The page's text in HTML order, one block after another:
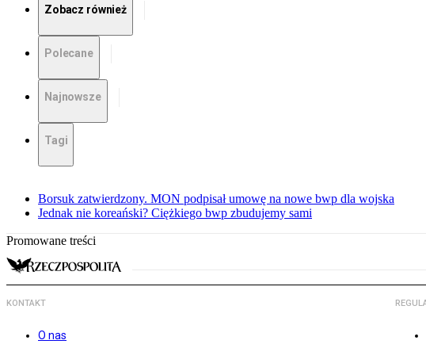
Zobacz również
Polecane
Najnowsze
Tagi
Borsuk zatwierdzony. MON podpisał umowę na nowe bwp dla wojska
Jednak nie koreański? Ciężkiego bwp zbudujemy sami
Promowane treści
KONTAKT
O nas